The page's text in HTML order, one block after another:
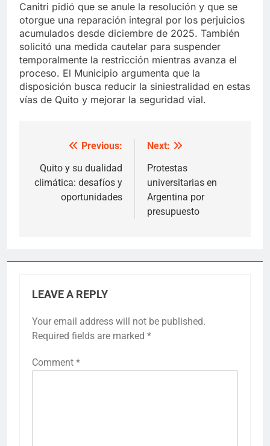
Canitri pidió que se anule la resolución y que se
otorgue una reparación integral por los perjuicios
acumulados desde diciembre de 2025. También
solicitó una medida cautelar para suspender
temporalmente la restricción mientras avanza el
proceso. El Municipio argumenta que la
disposición busca reducir la siniestralidad en estas
vías de Quito y mejorar la seguridad vial.
navigation
Previous:
Quito y su dualidad
climática: desafíos y
oportunidades
Next:
Protestas
universitarias en
Argentina por
presupuesto
LEAVE A REPLY
Your email address will not be published.
Required fields are marked *
Comment *